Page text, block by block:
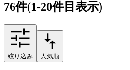
76件(1-20件目表示)
絞り込み 人気順